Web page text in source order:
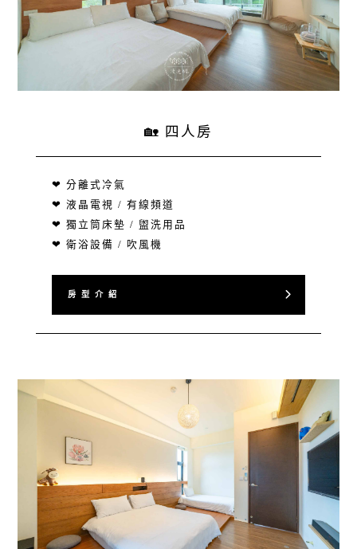
🏡 四人房
❤ 分離式冷氣
❤ 液晶電視 / 有線頻道
❤ 獨立筒床墊 / 盥洗用品
❤ 衛浴設備 / 吹風機
房 型 介 紹